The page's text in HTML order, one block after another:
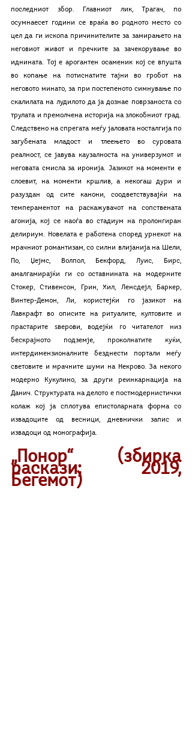
последниот збор. Главниот лик, Трагач, по
осумнаесет години се враќа во родното место со
цел да ги ископа причинителите за замирањето на
неговиот живот и пречките за зачекорување во
иднината. Тој е арогантен осаменик кој се впушта
во копање на потиснатите тајни во гробот на
неговото минато, за при постепеното симнување по
скалилата на лудилото да ја дознае поврзаноста со
трулата и премолчена историја на злокобниот град.
Следствено на спрегата меѓу јаловата носталгија по
загубената младост и тлеењето во суровата
реалност, се јавува каузалноста на универзумот и
неговата смисла за иронија. Јазикот на моменти е
слоевит, на моменти кршлив, а некогаш дури и
разуздан од сите канони, соодветствувајќи на
темпераментот на раскажувачот на сопствената
агонија, кој се наоѓа во стадиум на пролонгиран
делириум. Новелата е работена според урнекот на
мрачниот романтизам, со силни влијанија на Шели,
По, Џејмс, Волпол, Бекфорд, Луис, Бирс,
амалгамирајќи ги со оставнината на модерните
Стокер, Стивенсон, Грин, Хил, Ленсдејл, Баркер,
Винтер-Демон, Ли, користејќи го јазикот на
Лавкрафт во описите на ритуалите, култовите и
прастарите ѕверови, водејќи го читателот низ
бескрајното подземје, проколнатите куќи,
интердимензионалните безднести портали меѓу
световите и мрачните шуми на Некрово. За некого
модерно Кукулино, за други реинкарнација на
Данич. Структурата на делото е постмодернистички
колаж кој ја сплотува епистоларната форма со
извадоците од весници, дневнички запис и
извадоци од монографија.
„Понор“ (збирка
раскази; 2019,
Бегемот)